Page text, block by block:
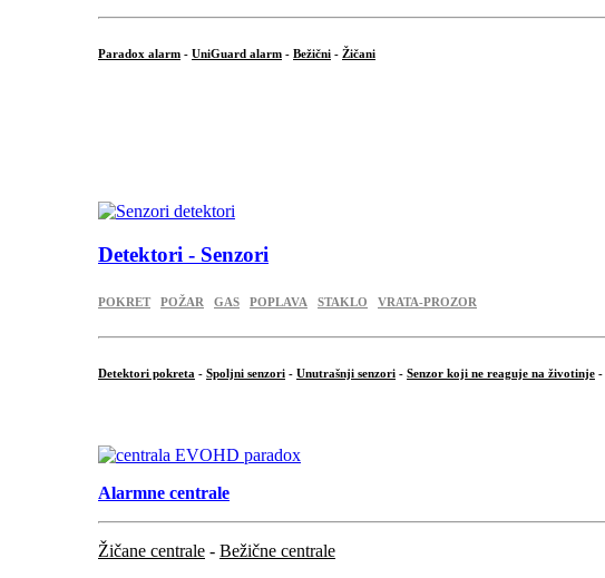
Paradox alarm - UniGuard alarm - Bežični - Žičani
Detektori - Senzori
POKRET POŽAR GAS POPLAVA STAKLO VRATA-PROZOR
Detektori pokreta - Spoljni senzori - Unutrašnji senzori - Senzor koji ne reaguje na životinje -
Alarmne centrale
Žičane centrale - Bežične centrale